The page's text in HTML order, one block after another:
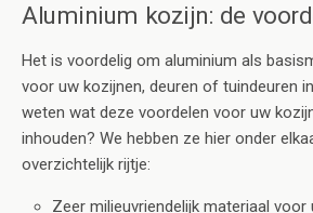
Aluminium kozijn: de
Het is voordelig om aluminium als
voor uw kozijnen, deuren of tuindeuren
weten wat deze voordelen voor uw
inhouden? We hebben ze hier onder
overzichtelijk rijtje:
Zeer milieuvriendelijk materiaal voor